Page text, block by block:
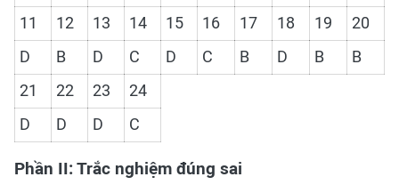
11
12 13 14 15 16 17 18 19
20
D
B D C D C B D B
B
21
22 23
24
D
D D C
Phần II: Trắc nghiệm đúng sai